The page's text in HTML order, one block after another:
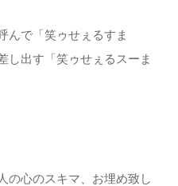
んで「笑ゥせぇるすま
し出す「笑ゥせぇるスーま
の心のスキマ、お埋め致し